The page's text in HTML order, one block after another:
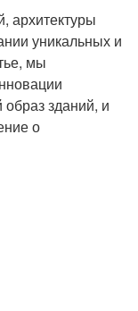
архитектуры
уникальных и
мы
зданий, и
о